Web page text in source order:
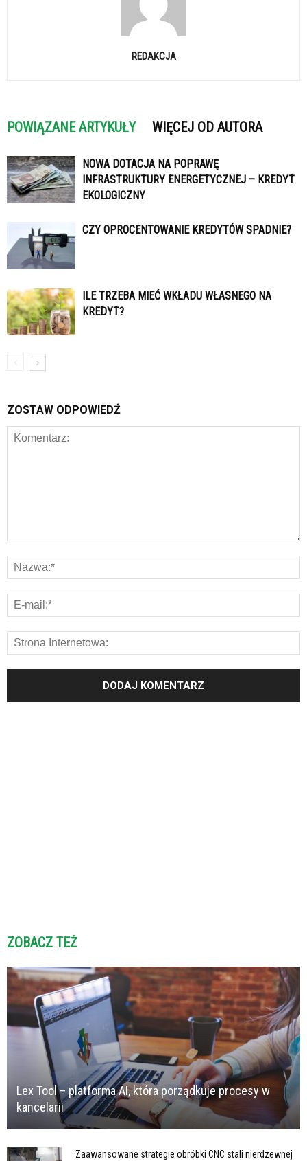
REDAKCJA
POWIĄZANE ARTYKUŁY WIĘCEJ OD AUTORA
NOWA DOTACJA NA POPRAWĘ
INFRASTRUKTURY ENERGETYCZNEJ – KREDYT
EKOLOGICZNY
CZY OPROCENTOWANIE KREDYTÓW SPADNIE?
ILE TRZEBA MIEĆ WKŁADU WŁASNEGO NA
KREDYT?
ZOSTAW ODPOWIEDŹ
ZOBACZ TEŻ
Lex Tool – platforma AI, która porządkuje procesy w
kancelarii
Zaawansowane strategie obróbki CNC stali nierdzewnej